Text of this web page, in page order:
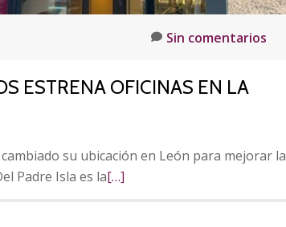
Sin comentarios
ESTRENA OFICINAS EN LA
su ubicación en León para mejorar la
Padre Isla es laLeer
[…]